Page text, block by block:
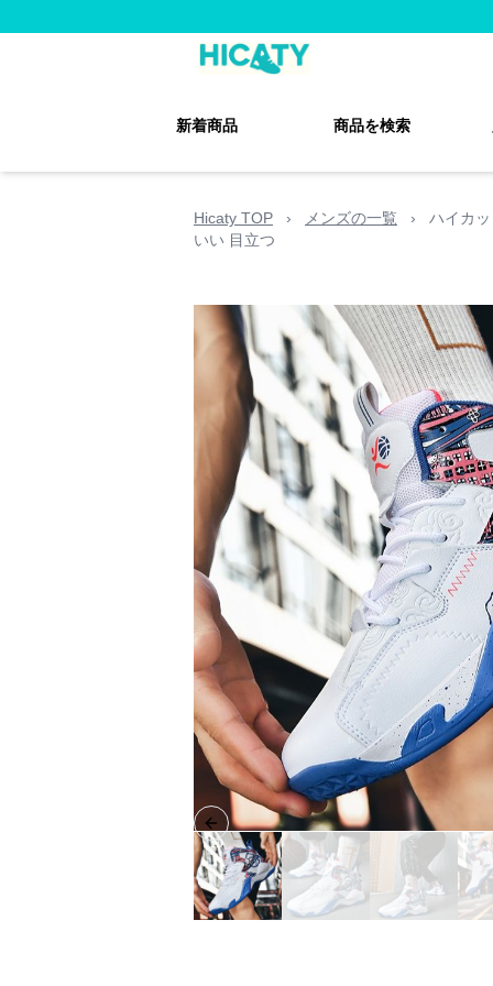
新着商品 商品を検索
Hicaty TOP › メンズの一覧 ›
ハイカ
いい 目立つ
Previous slide